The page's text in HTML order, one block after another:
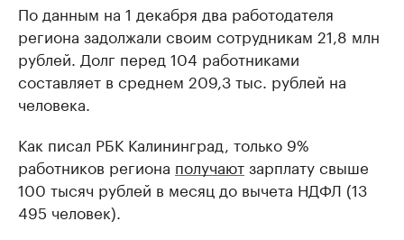
По данным на 1 декабря два работодателя
региона задолжали своим сотрудникам 21,8 млн
рублей. Долг перед 104 работниками
составляет в среднем 209,3 тыс. рублей на
человека.
Как писал РБК Калининград, только 9%
работников региона получаютзарплату свыше
100 тысяч рублей в месяц до вычета НДФЛ (13
495 человек).